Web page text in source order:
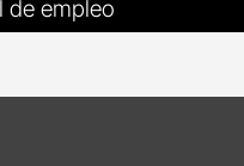
de empleo